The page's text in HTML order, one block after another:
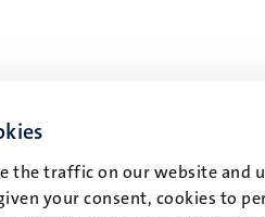
the traffic on our website and
your consent, cookies to